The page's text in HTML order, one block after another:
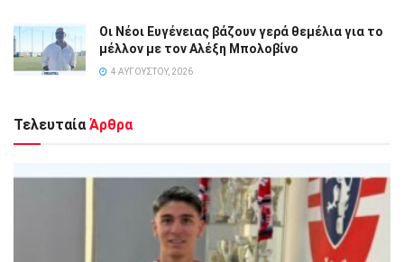
Οι Νέοι Ευγένειας βάζουν γερά θεμέλια για το
μέλλον με τον Αλέξη Μπολοβίνο
4 ΑΥΓΟΎΣΤΟΥ, 2026
Τελευταία Άρθρα